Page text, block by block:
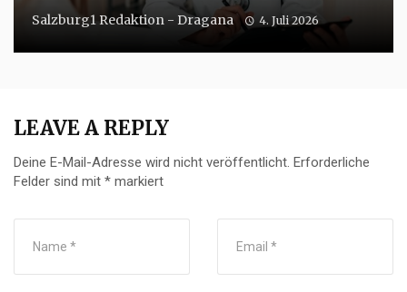
Salzburg1 Redaktion - Dragana 4. Juli 2026
LEAVE A REPLY
Deine E-Mail-Adresse wird nicht veröffentlicht. Erforderliche
Felder sind mit * markiert